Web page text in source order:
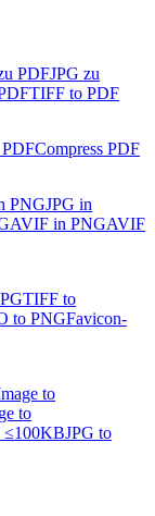
PDFJPG zu
TIFF to PDF
PDFCompress PDF
PNGJPG in
AVIF in PNGAVIF
TIFF to
to PNGFavicon-
to
to
≤100KBJPG to